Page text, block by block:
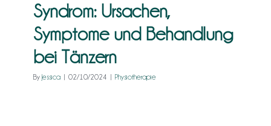
Syndrom: Ursachen,
Symptome und Behandlung
bei Tänzern
By Jessica | 02/10/2024 | Physiotherapie